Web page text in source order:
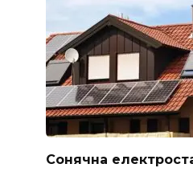
Сонячна